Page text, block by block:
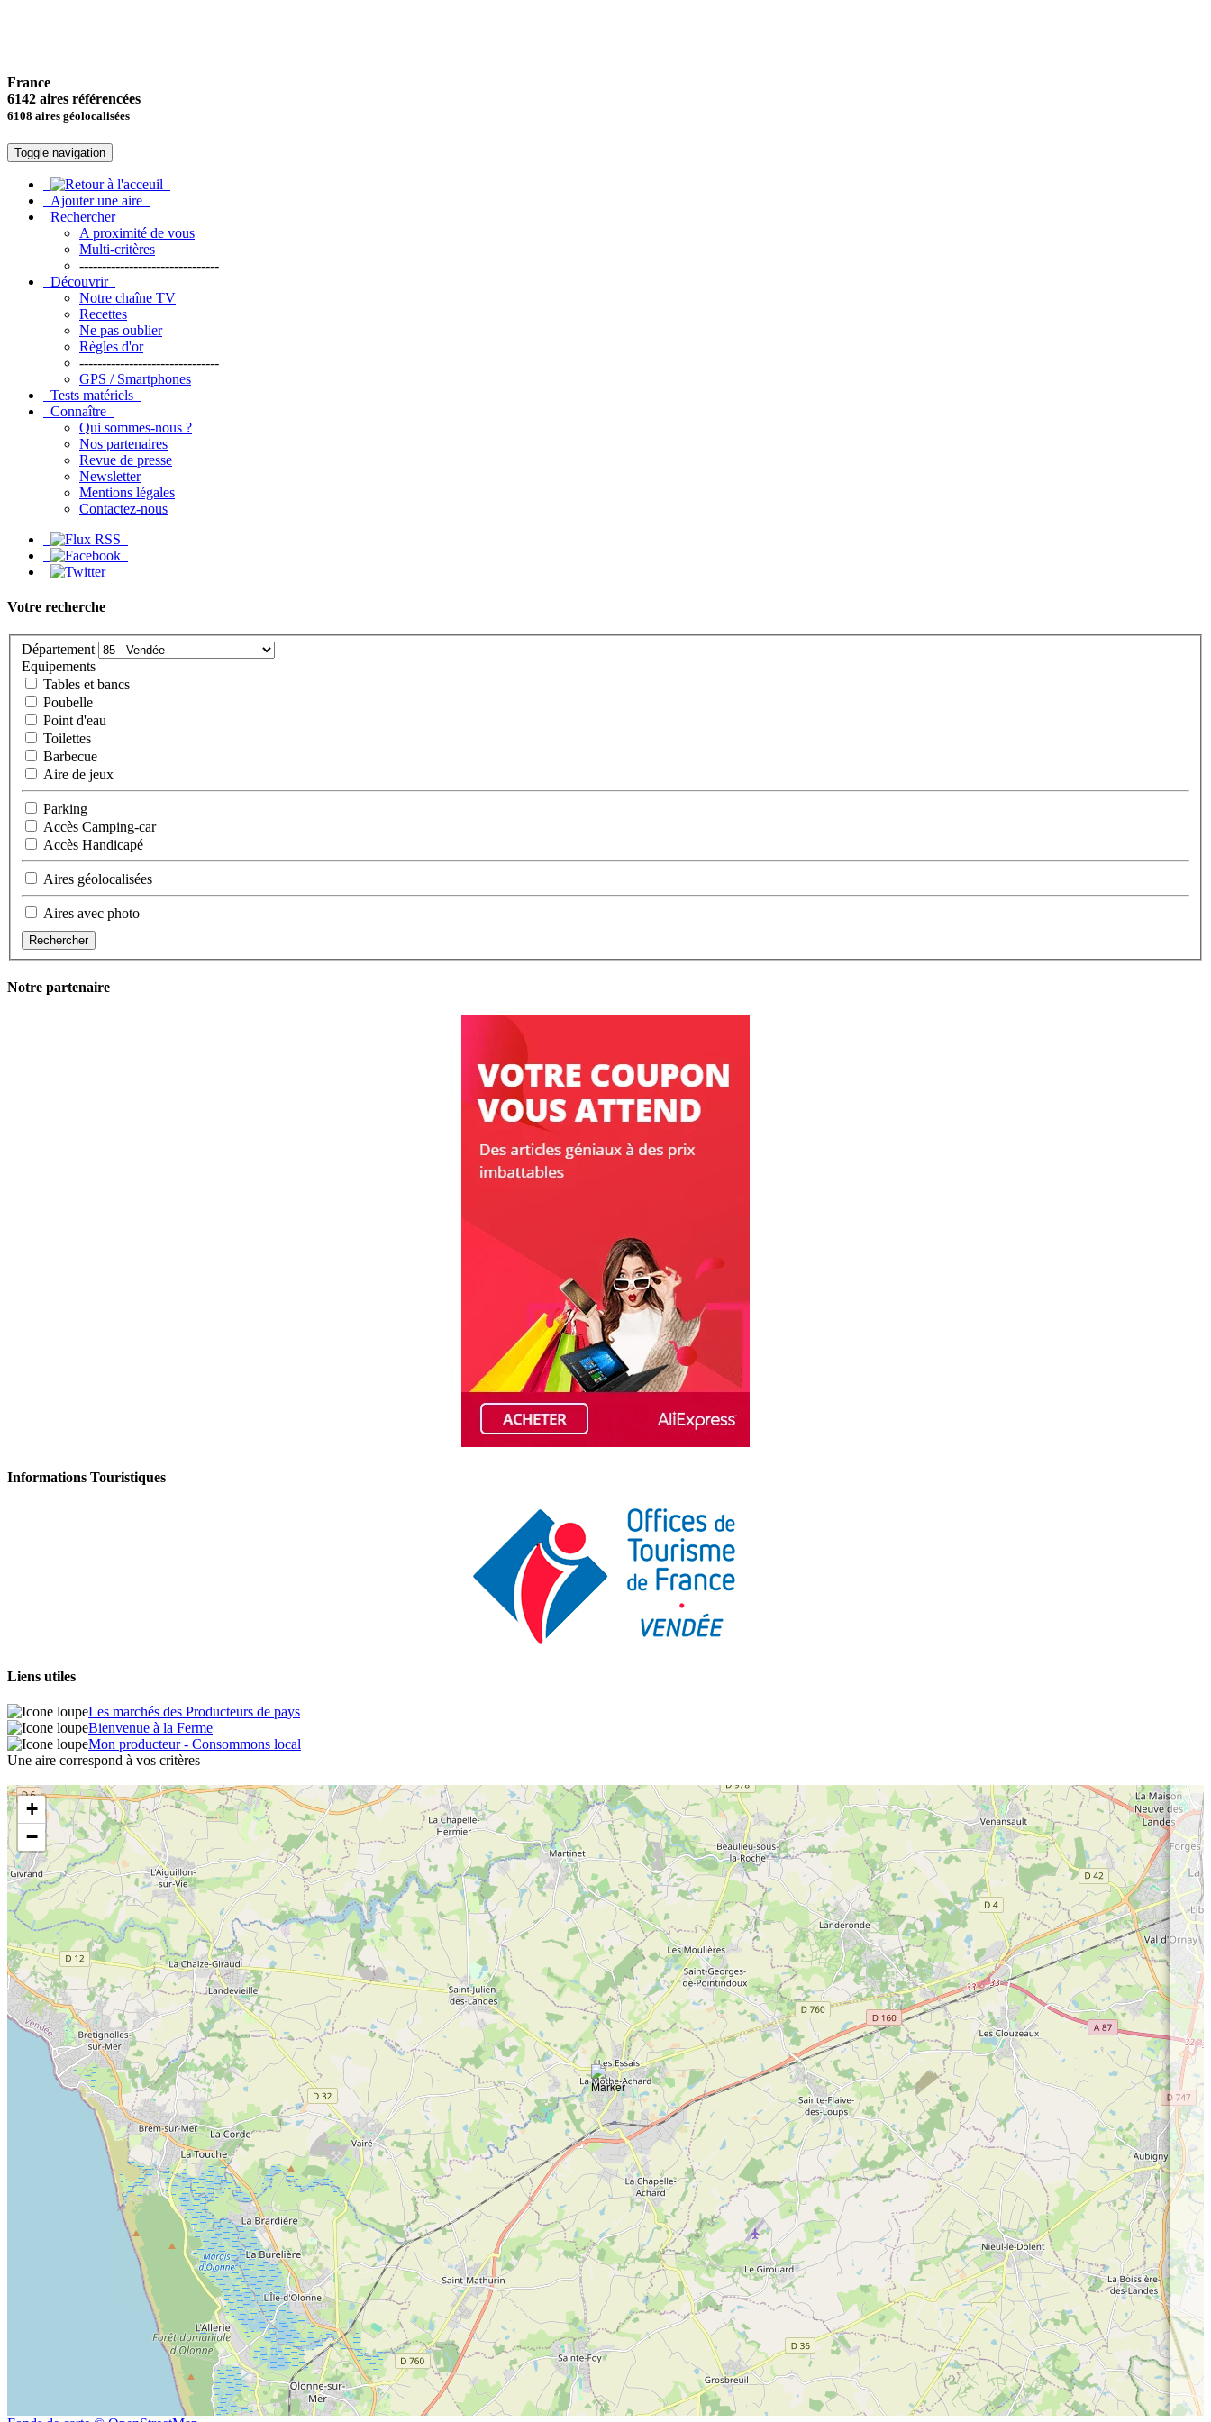
France
6142 aires référencées
6108 aires géolocalisées
Toggle navigation
Ajouter une aire
Rechercher
A proximité de vous
Multi-critères
-------------------------------
Découvrir
Notre chaîne TV
Recettes
Ne pas oublier
Règles d'or
-------------------------------
GPS / Smartphones
Tests matériels
Connaître
Qui sommes-nous ?
Nos partenaires
Revue de presse
Newsletter
Mentions légales
Contactez-nous
Votre recherche
Département
Equipements
Tables et bancs
Poubelle
Point d'eau
Toilettes
Barbecue
Aire de jeux
Parking
Accès Camping-car
Accès Handicapé
Aires géolocalisées
Aires avec photo
Rechercher
Notre partenaire
Informations Touristiques
Liens utiles
Les marchés des Producteurs de pays
Bienvenue à la Ferme
Mon producteur - Consommons local
Une aire correspond à vos critères
+
−